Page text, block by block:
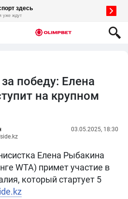
победу: Елена
на крупном
03.05.2025, 18:30
Елена Рыбакина
WTA) примет участие в
который стартует 5